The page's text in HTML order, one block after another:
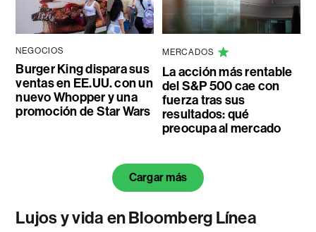
NEGOCIOS
Burger King dispara sus
ventas en EE.UU. con un
nuevo Whopper y una
promoción de Star Wars
MERCADOS
La acción más rentable
del S&P 500 cae con
fuerza tras sus
resultados: qué
preocupa al mercado
Cargar más
Lujos y vida en Bloomberg Línea